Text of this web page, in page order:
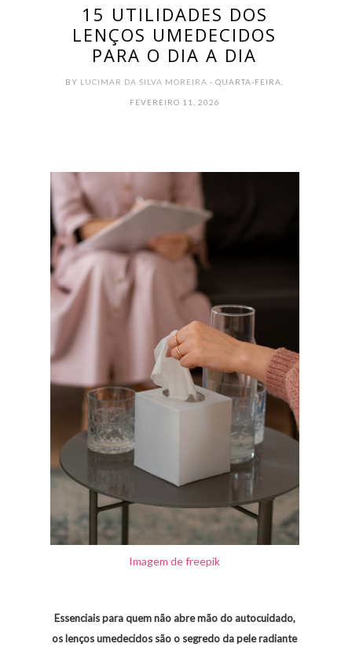
15 UTILIDADES DOS
LENÇOS UMEDECIDOS
PARA O DIA A DIA
BY LUCIMAR DA SILVA MOREIRA- QUARTA-FEIRA,
FEVEREIRO 11, 2026
Imagem de freepik
Essenciais para quem não abre mão do autocuidado,
os lenços umedecidos são o segredo da pele radiante